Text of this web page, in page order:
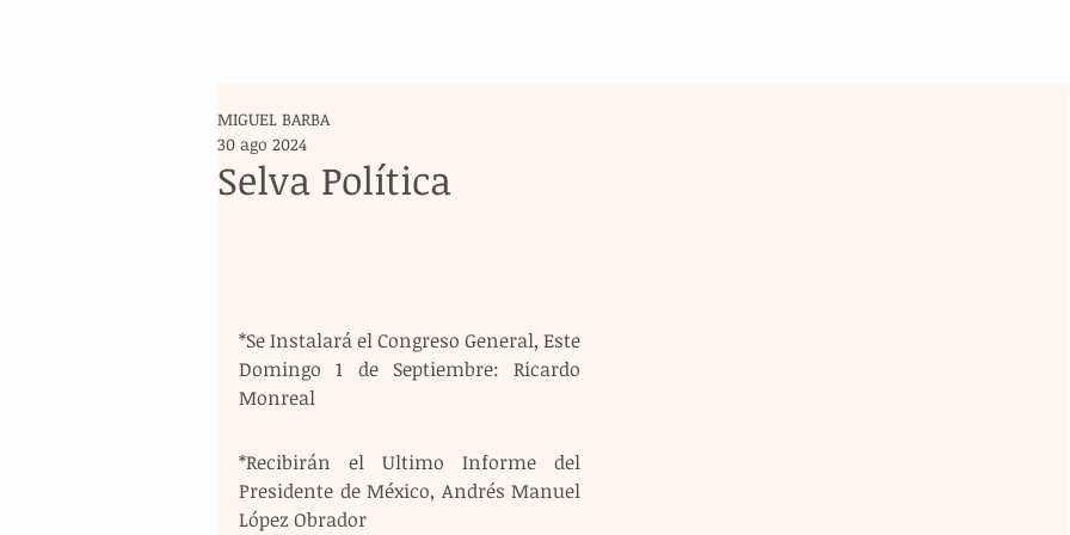
Selva Política
MIGUEL BARBA
30 ago 2024
*Se Instalará el Congreso General, Este
Domingo 1 de Septiembre: Ricardo
Monreal
*Recibirán el Ultimo Informe del
Presidente de México, Andrés Manuel
López Obrador